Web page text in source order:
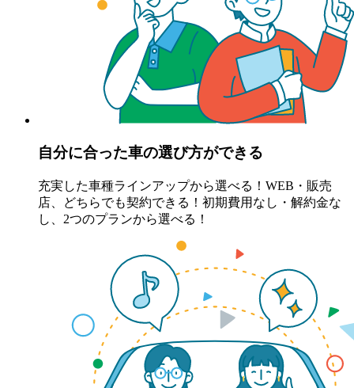
自分に合った車の選び方ができる
充実した車種ラインアップから選べる！WEB・販売
店、どちらでも契約できる！初期費用なし・解約金な
し、2つのプランから選べる！